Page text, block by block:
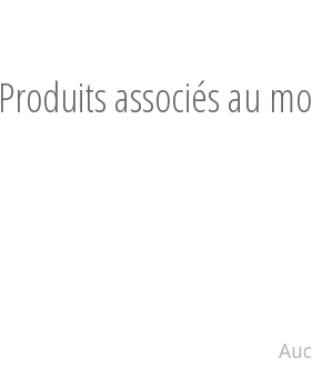
Produits associés au